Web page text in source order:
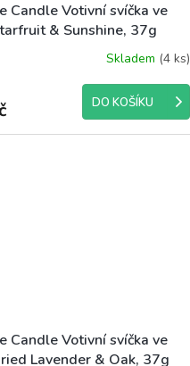
Candle Votivní svíčka ve
& Sunshine, 37g
Skladem (4 ks)
DO KOŠÍKU
Candle Votivní svíčka ve
Lavender & Oak, 37g